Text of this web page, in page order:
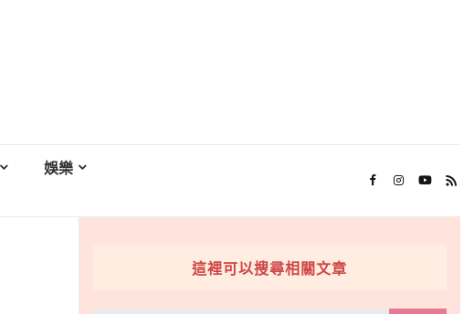
娛樂
這裡可以搜尋相關文章